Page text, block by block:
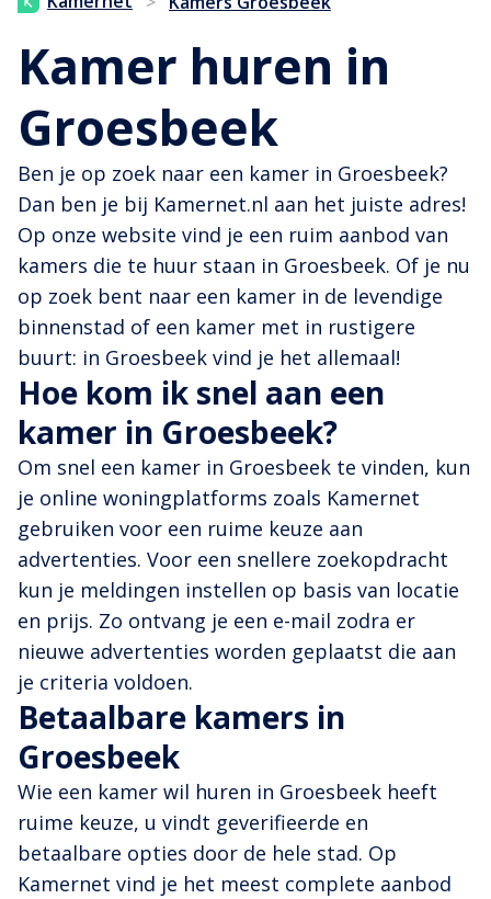
Kamer huren in
Groesbeek
Ben je op zoek naar een kamer in Groesbeek?
Dan ben je bij Kamernet.nl aan het juiste adres!
Op onze website vind je een ruim aanbod van
kamers die te huur staan in Groesbeek. Of je nu
op zoek bent naar een kamer in de levendige
binnenstad of een kamer met in rustigere
buurt: in Groesbeek vind je het allemaal!
Hoe kom ik snel aan een
kamer in Groesbeek?
Om snel een kamer in Groesbeek te vinden, kun
je online woningplatforms zoals Kamernet
gebruiken voor een ruime keuze aan
advertenties. Voor een snellere zoekopdracht
kun je meldingen instellen op basis van locatie
en prijs. Zo ontvang je een e-mail zodra er
nieuwe advertenties worden geplaatst die aan
je criteria voldoen.
Betaalbare kamers in
Groesbeek
Wie een kamer wil huren in Groesbeek heeft
ruime keuze, u vindt geverifieerde en
betaalbare opties door de hele stad. Op
Kamernet vind je het meest complete aanbod